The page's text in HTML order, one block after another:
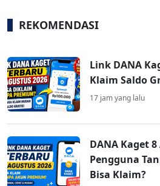
REKOMENDASI
Link DANA
Klaim Saldo
17 jam yang lalu
DANA Kaget
Pengguna
Bisa Klaim?